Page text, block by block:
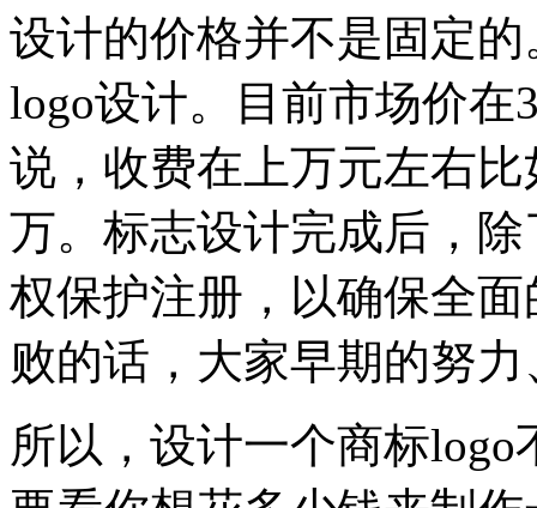
设计的价格并不是固定
logo设计。目前市场价在
说，收费在上万元左右
万。标志设计完成后，
权保护注册，以确保全
败的话，大家早期的努
所以，设计一个商标